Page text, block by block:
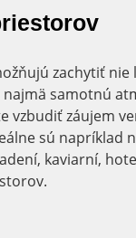
zachytiť nie
samotnú
vzbudiť záujem
sú napríklad
kaviarní,